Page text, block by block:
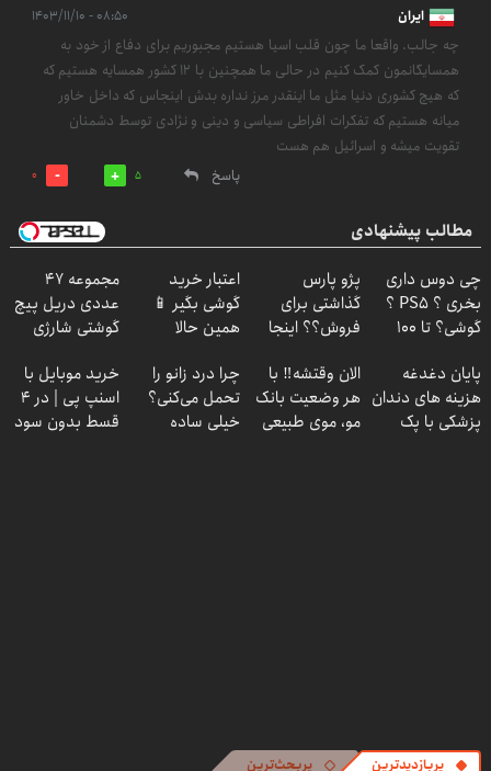
ایران ۰۸:۵۰ - ۱۴۰۳/۱۱/۱۰
چه جالب. واقعا ما چون قلب اسیا هستیم مجبوریم برای دفاع از خود به
همسایگانمون کمک کنیم در حالی ما همچنین با 12 کشور همسایه هستیم که
که هیچ کشوری دنیا مثل ما اینقدر مرز نداره بدش اینجاس که داخل خاور
میانه هستیم که تفکرات افراطی سیاسی و دینی و نژادی توسط دشمنان
تقویت میشه و اسرائیل هم هست
پاسخ
5
0
مطالب پیشنهادی
چی دوس داری
بخری ؟ PS5 ؟
گوشی؟ تا 100
و قسطی بخر ✅
پژو پارس
گذاشتی برای
فروش؟؟ اینجا
اعتبار خرید
گوشی بگیر 📱
همین حالا
بده 🎯
مجموعه 47
عددی دریل پیچ
گوشتی شارژی
محدود)
پایان دغدغه
هزینه های دندان
پزشکی با پک
الان وقتشه‼️ با
هر وضعیت بانک
مو، موی طبیعی
چرا درد زانو را
تحمل می‌کنی؟
خیلی ساده
خرید موبایل با
اسنپ پی | در ۴
قسط بدون سود
پربازدیدترین پربحث‌ترین